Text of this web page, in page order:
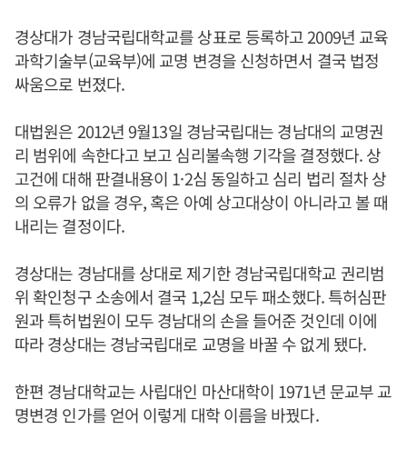
경상대가 경남국립대학교를 상표로 등록하고 2009년 교육
과학기술부(교육부)에 교명 변경을 신청하면서 결국 법정
싸움으로 번졌다.
대법원은 2012년 9월13일 경남국립대는 경남대의 교명권
리 범위에 속한다고 보고 심리불속행 기각을 결정했다. 상
고건에 대해 판결내용이 1·2심 동일하고 심리 법리 절차 상
의 오류가 없을 경우, 혹은 아예 상고대상이 아니라고 볼 때
내리는 결정이다.
경상대는 경남대를 상대로 제기한 경남국립대학교 권리범
위 확인청구 소송에서 결국 1,2심 모두 패소했다. 특허심판
원과 특허법원이 모두 경남대의 손을 들어준 것인데 이에
따라 경상대는 경남국립대로 교명을 바꿀 수 없게 됐다.
한편 경남대학교는 사립대인 마산대학이 1971년 문교부 교
명변경 인가를 얻어 이렇게 대학 이름을 바꿨다.